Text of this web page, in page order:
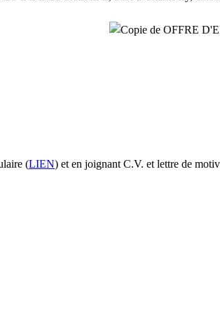
(LIEN) et en joignant C.V. et lettre de